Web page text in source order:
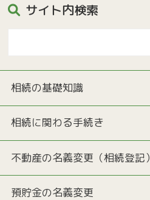
サイト内検索
相続の基礎知識
相続に関わる手続き
不動産の名義変更（相続登記）
預貯金の名義変更